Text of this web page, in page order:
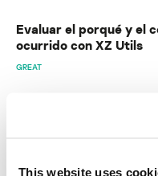
This website uses
Evaluar el porqué y el
ocurrido con XZ Utils
GREAT